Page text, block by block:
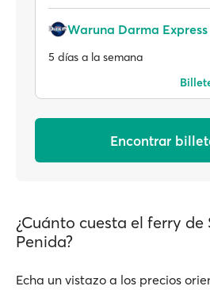
Waruna Darma Express
5 días a la semana
Encontrar
¿Cuánto cuesta el ferry de
Penida?
Echa un vistazo a los precios